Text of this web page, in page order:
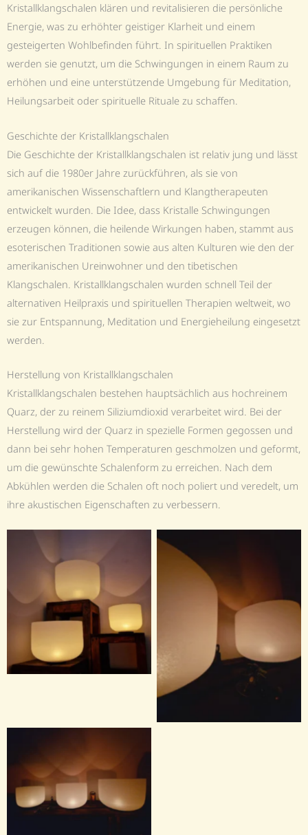
Kristallklangschalen klären und revitalisieren die persönliche
Energie, was zu erhöhter geistiger Klarheit und einem
gesteigerten Wohlbefinden führt. In spirituellen Praktiken
werden sie genutzt, um die Schwingungen in einem Raum zu
erhöhen und eine unterstützende Umgebung für Meditation,
Heilungsarbeit oder spirituelle Rituale zu schaffen.
Geschichte der Kristallklangschalen
Die Geschichte der Kristallklangschalen ist relativ jung und lässt
sich auf die 1980er Jahre zurückführen, als sie von
amerikanischen Wissenschaftlern und Klangtherapeuten
entwickelt wurden. Die Idee, dass Kristalle Schwingungen
erzeugen können, die heilende Wirkungen haben, stammt aus
esoterischen Traditionen sowie aus alten Kulturen wie den der
amerikanischen Ureinwohner und den tibetischen
Klangschalen. Kristallklangschalen wurden schnell Teil der
alternativen Heilpraxis und spirituellen Therapien weltweit, wo
sie zur Entspannung, Meditation und Energieheilung eingesetzt
werden.
Herstellung von Kristallklangschalen
Kristallklangschalen bestehen hauptsächlich aus hochreinem
Quarz, der zu reinem Siliziumdioxid verarbeitet wird. Bei der
Herstellung wird der Quarz in spezielle Formen gegossen und
dann bei sehr hohen Temperaturen geschmolzen und geformt,
um die gewünschte Schalenform zu erreichen. Nach dem
Abkühlen werden die Schalen oft noch poliert und veredelt, um
ihre akustischen Eigenschaften zu verbessern.